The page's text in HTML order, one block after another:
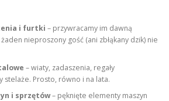
i furtki – przywracamy im dawną
nieproszony gość (ani zbłąkany dzik) nie
– wiaty, zadaszenia, regały
stelaże. Prosto, równo i na lata.
i sprzętów– pęknięte elementy maszyn